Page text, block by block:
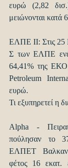
ευρώ (2,82
μειώνονται κατά
ΕΛΠΕ II: Στις 25
Σ των ΕΛΠΕ
64,41% της
Petroleum
ευρώ.
Τι εξυπηρετεί η
Alpha -
πούλησαν το
ΕΛΠΕΤ
φέτος 16 εκατ.